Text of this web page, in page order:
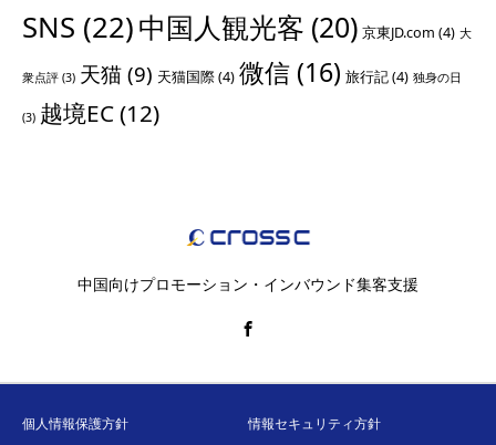
SNS (22)中国人観光客 (20) 京東JD.com (4) 大
衆点評 (3) 天猫 (9) 天猫国際(4) 微信 (16) 旅行記(4) 独身の日
(3) 越境EC(12)
中国向けプロモーション・インバウンド集客支援
個人情報保護方針 情報セキュリティ方針